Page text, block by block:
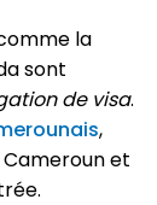
la
sont
de visa.
,
et